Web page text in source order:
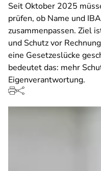
Seit Oktober 2025
prüfen, ob Name und
zusammenpassen. Ziel
und Schutz vor
eine Gesetzeslücke
bedeutet das: mehr
Eigenverantwortung.